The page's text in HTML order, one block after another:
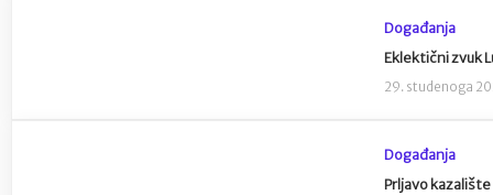
Događanja
Eklektični zvuk
29. studenoga
Događanja
Prljavo